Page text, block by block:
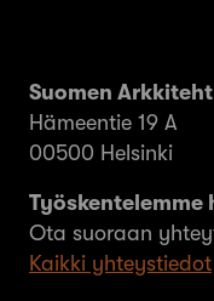
Suomen
Hämeentie 19 A
00500 Helsinki
Työskentelemme
Ota suoraan
Kaikki yhteystiedot